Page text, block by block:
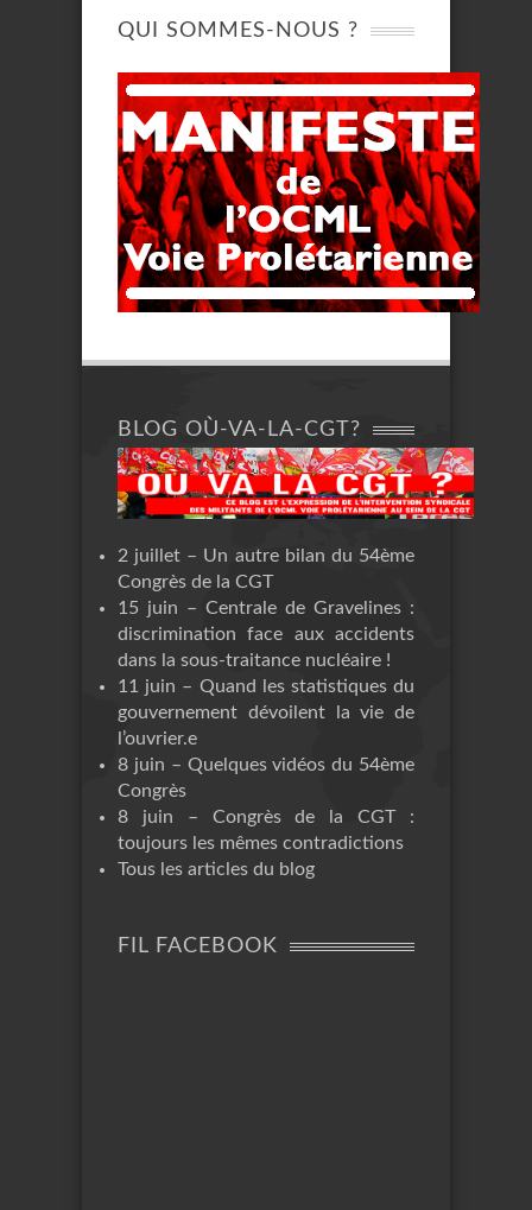
QUI SOMMES-NOUS ?
BLOG OÙ-VA-LA-CGT?
2 juillet – Un autre bilan du 54ème
Congrès de la CGT
15 juin – Centrale de Gravelines :
discrimination face aux accidents
dans la sous-traitance nucléaire !
11 juin – Quand les statistiques du
gouvernement dévoilent la vie de
l’ouvrier.e
8 juin – Quelques vidéos du 54ème
Congrès
8 juin – Congrès de la CGT :
toujours les mêmes contradictions
Tous les articles du blog
FIL FACEBOOK